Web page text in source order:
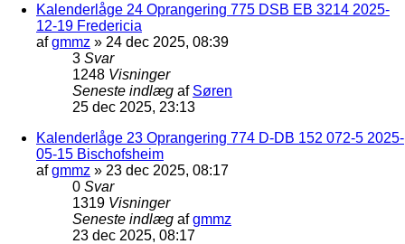
Kalenderlåge 24 Oprangering 775 DSB EB 3214 2025-
12-19 Fredericia
afgmmz » 24 dec 2025, 08:39
3 Svar
1248 Visninger
Seneste indlæg af Søren
25 dec 2025, 23:13
Kalenderlåge 23 Oprangering 774 D-DB 152 072-5 2025-
05-15 Bischofsheim
afgmmz » 23 dec 2025, 08:17
0 Svar
1319 Visninger
Seneste indlæg afgmmz
23 dec 2025, 08:17